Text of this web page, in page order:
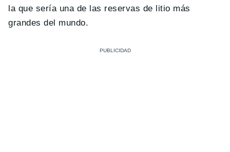
la que sería una de las reservas de litio más
grandes del mundo.